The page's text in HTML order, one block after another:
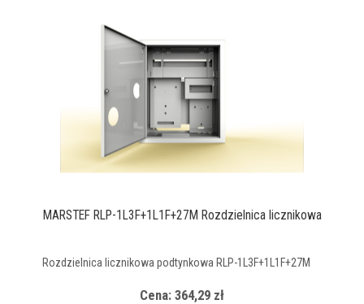
MARSTEF RLP-1L3F+1L1F+27M Rozdzielnica licznikowa
Rozdzielnica licznikowa podtynkowa RLP-1L3F+1L1F+27M
Cena: 364,29 zł